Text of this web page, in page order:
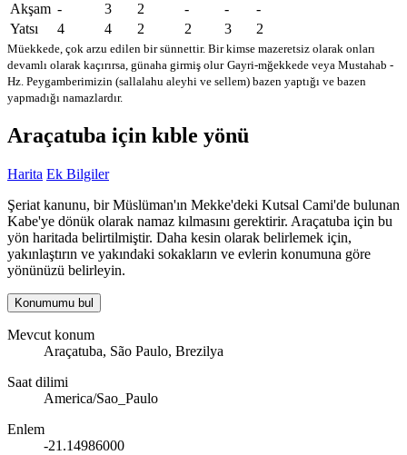
Akşam - 3 2 - -
-
Yatsı
4 4 2 2 3 2
Müekkede, çok arzu edilen bir sünnettir. Bir kimse mazeretsiz olarak onları
devamlı olarak kaçırırsa, günaha girmiş olur Gayri-mğekkede veya Mustahab -
Hz. Peygamberimizin (sallalahu aleyhi ve sellem) bazen yaptığı ve bazen
yapmadığı namazlardır.
Araçatuba için kıble yönü
Harita Ek Bilgiler
Şeriat kanunu, bir Müslüman'ın Mekke'deki Kutsal Cami'de bulunan
Kabe'ye dönük olarak namaz kılmasını gerektirir. Araçatuba için bu
yön haritada belirtilmiştir. Daha kesin olarak belirlemek için,
yakınlaştırın ve yakındaki sokakların ve evlerin konumuna göre
yönünüzü belirleyin.
Konumumu bul
Mevcut konum
Araçatuba, São Paulo, Brezilya
Saat dilimi
America/Sao_Paulo
Enlem
-21.14986000